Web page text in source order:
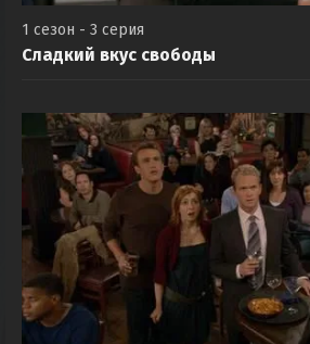
1 сезон - 3 серия
Сладкий вкус свободы